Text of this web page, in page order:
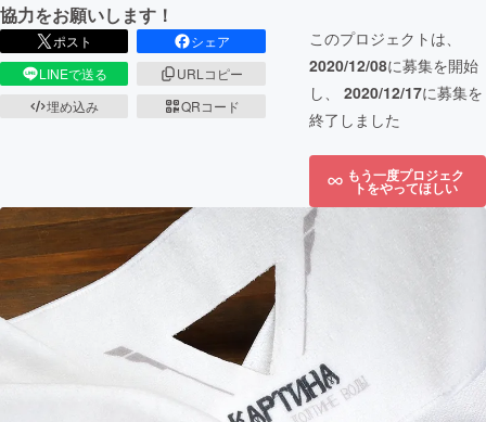
協力をお願いします！
ポスト
シェア
LINEで送る
URLコピー
埋め込み
QRコード
このプロジェクトは、
2020/12/08に募集を開始
し、 2020/12/17に募集を
終了しました
もう一度プロジェク
トをやってほしい